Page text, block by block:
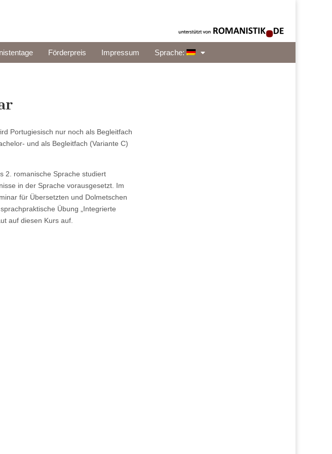
Förderpreis Impressum Sprache:
Portugiesisch nur noch als Begleitfach
und als Begleitfach (Variante C)
2. romanische Sprache studiert
in der Sprache vorausgesetzt. Im
für Übersetzten und Dolmetschen
Übung „Integrierte
auf diesen Kurs auf.